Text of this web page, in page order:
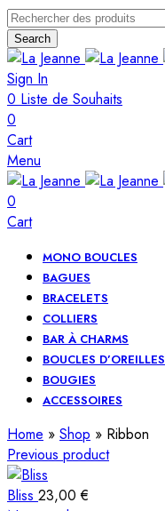
Search
Sign In
0 Liste de Souhaits
0
Cart
Menu
0
Cart
MONO BOUCLES
BAGUES
BRACELETS
COLLIERS
BAR À CHARMS
BOUCLES D’OREILLES
BOUGIES
ACCESSOIRES
Home » Shop » Ribbon
Previous product
Bliss 23,00€